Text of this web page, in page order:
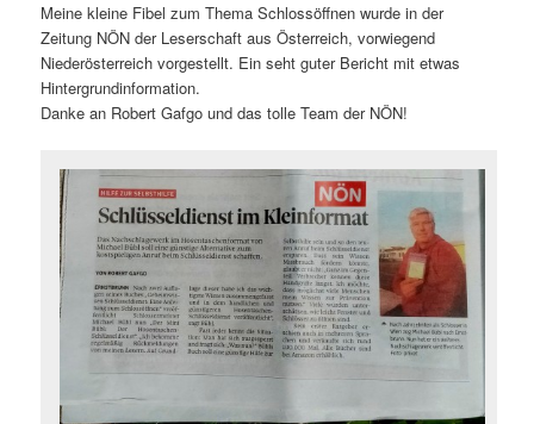
Meine kleine Fibel zum Thema Schlossöffnen wurde in der
Zeitung NÖN der Leserschaft aus Österreich, vorwiegend
Niederösterreich vorgestellt. Ein seht guter Bericht mit etwas
Hintergrundinformation.
Danke an Robert Gafgo und das tolle Team der NÖN!